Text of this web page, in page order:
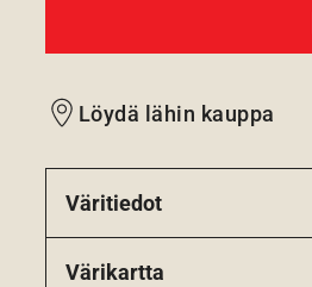
Löydä lähin kauppa
Väritiedot
Värikartta